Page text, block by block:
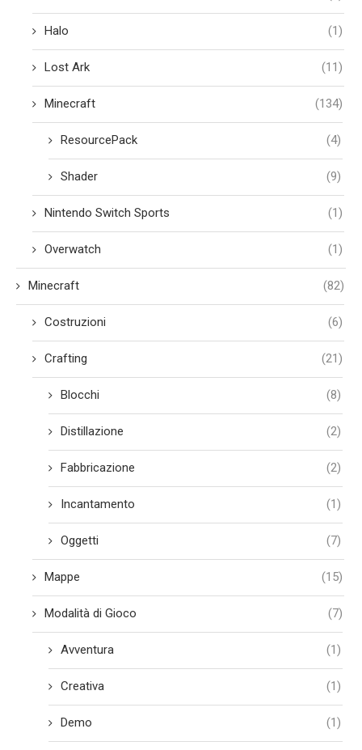
Halo (1)
Lost Ark (11)
Minecraft (134)
ResourcePack (4)
Shader (9)
Nintendo Switch Sports (1)
Overwatch (1)
Minecraft (82)
Costruzioni (6)
Crafting (21)
Blocchi (8)
Distillazione (2)
Fabbricazione (2)
Incantamento (1)
Oggetti (7)
Mappe (15)
Modalità di Gioco (7)
Avventura (1)
Creativa (1)
Demo (1)